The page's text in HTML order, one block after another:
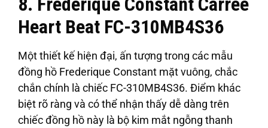
Heart Beat FC-310MB4S36
Một thiết kế hiện đại, ấn tượng trong các mẫu
đồng hồ Frederique Constant mặt vuông, chắc
chắn chính là chiếc FC-310MB4S36. Điểm khác
biệt rõ ràng và có thể nhận thấy dễ dàng trên
chiếc đồng hồ này là bộ kim mắt ngỗng thanh